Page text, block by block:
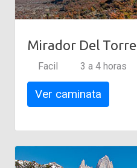
Mirador Del Torre
Facil 3 a 4 horas
Ver caminata